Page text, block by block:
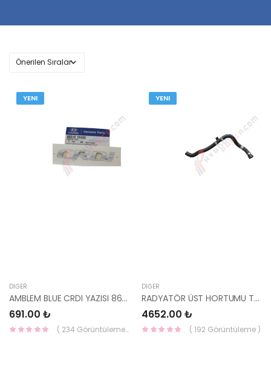
YENI
DIĞER
AMBLEM BLUE CRDI YAZISI 86316-1R400-HMC
691.00 ₺
( 234 Görüntüleme )
YENI
DIĞER
RADYATÖR ÜST HORTUMU TUCSON 2015- 25414-D7700-HMC
4652.00 ₺
( 192 Görüntüleme )